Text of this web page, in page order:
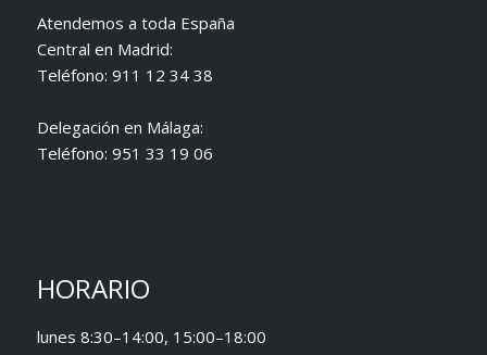
Atendemos a toda España
Central en Madrid:
Teléfono: 911 12 34 38
Delegación en Málaga:
Teléfono: 951 33 19 06
HORARIO
lunes 8:30–14:00, 15:00–18:00